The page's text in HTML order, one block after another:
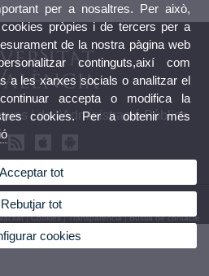
i de l’Administració Pública
s/n 46022 València. Tel.: 963 828 549
|Cookies|Transparència|Bústia de contacte
per a nosaltres. Per això,
pròpies i de tercers per a
de la nostra pàgina web
continguts,així com
a les xarxes socials o analitzar el
accepta o modifica la
cookies. Per a obtenir més
Acceptar tot
Rebutjar tot
cookies